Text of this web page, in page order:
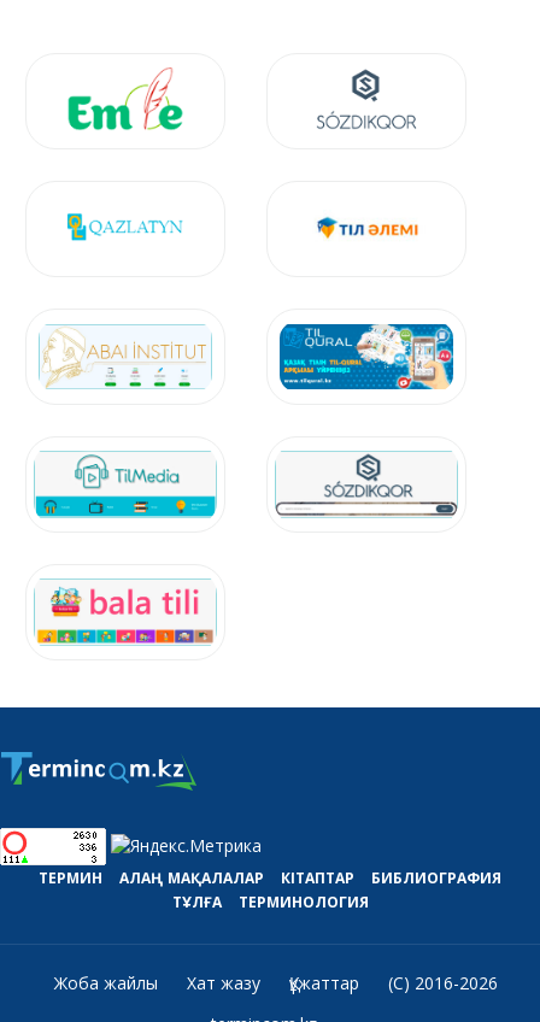
ТЕРМИН АЛАҢ МАҚАЛАЛАР КІТАПТАР
БИБЛИОГРАФИЯ
ТҰЛҒА
ТЕРМИНОЛОГИЯ
Жоба жайлы Хат жазу Құжаттар
(C) 2016-2026